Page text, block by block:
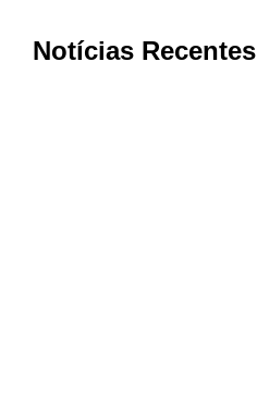
Notícias Recentes